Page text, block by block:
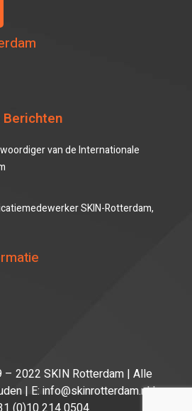
van de Internationale
SKIN-Rotterdam,
2022 SKIN Rotterdam | Alle
| E: info@skinrotterdam.nl |